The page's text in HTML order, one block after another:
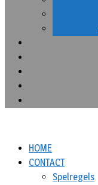
HOME
CONTACT
Spelregels